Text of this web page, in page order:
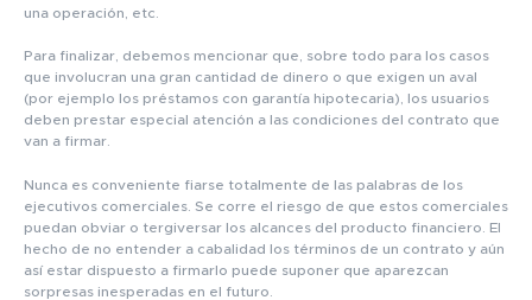
una operación, etc.
Para finalizar, debemos mencionar que, sobre todo para los casos
que involucran una gran cantidad de dinero o que exigen un aval
(por ejemplo los préstamos con garantía hipotecaria), los usuarios
deben prestar especial atención a las condiciones del contrato que
van a firmar.
Nunca es conveniente fiarse totalmente de las palabras de los
ejecutivos comerciales. Se corre el riesgo de que estos comerciales
puedan obviar o tergiversar los alcances del producto financiero. El
hecho de no entender a cabalidad los términos de un contrato y aún
así estar dispuesto a firmarlo puede suponer que aparezcan
sorpresas inesperadas en el futuro.